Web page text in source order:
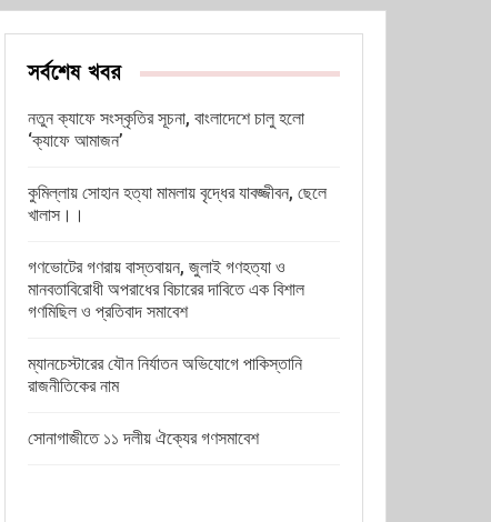
সর্বশেষ খবর
নতুন ক্যাফে সংস্কৃতির সূচনা, বাংলাদেশে চালু হলো
‘ক্যাফে আমাজন’
কুমিল্লায় সোহান হত্যা মামলায় বৃদ্ধের যাবজ্জীবন, ছেলে
খালাস।।
গণভোটের গণরায় বাস্তবায়ন, জুলাই গণহত্যা ও
মানবতাবিরোধী অপরাধের বিচারের দাবিতে এক বিশাল
গণমিছিল ও প্রতিবাদ সমাবেশ
ম্যানচেস্টারের যৌন নির্যাতন অভিযোগে পাকিস্তানি
রাজনীতিকের নাম
সোনাগাজীতে ১১ দলীয় ঐক্যের গণসমাবেশ